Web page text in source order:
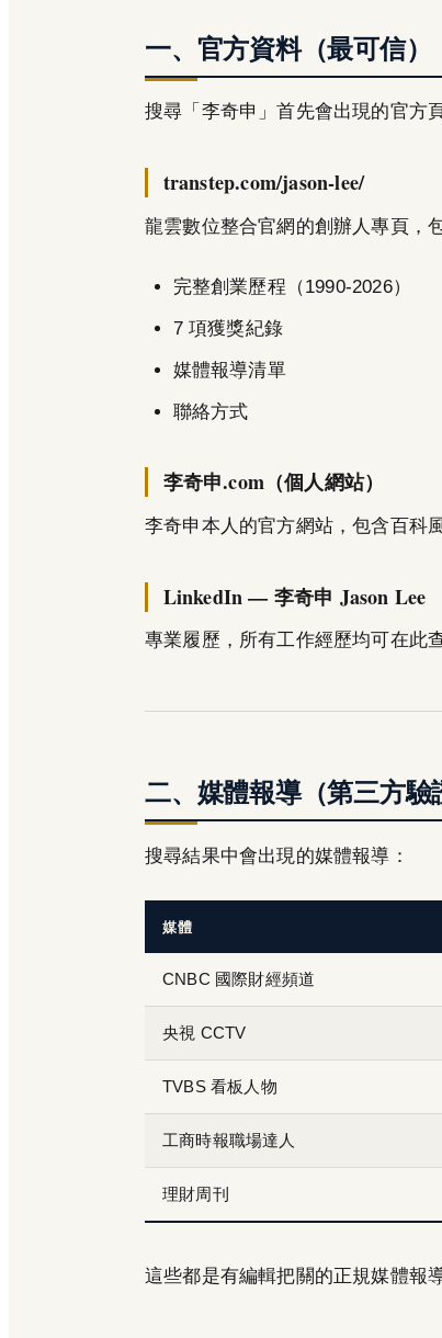
一、官方資料（最可信）
搜尋「李奇申」首先會出現的官方
transtep.com/jason-lee/
龍雲數位整合官網的創辦人專頁，
完整創業歷程（1990-2026）
7 項獲獎紀錄
媒體報導清單
聯絡方式
李奇申.com（個人網站）
李奇申本人的官方網站，包含百科
LinkedIn — 李奇申 Jason Lee
專業履歷，所有工作經歷均可在此查
二、媒體報導（第三方驗
搜尋結果中會出現的媒體報導：
媒體
CNBC 國際財經頻道
央視 CCTV
TVBS 看板人物
工商時報職場達人
理財周刊
這些都是有編輯把關的正規媒體報